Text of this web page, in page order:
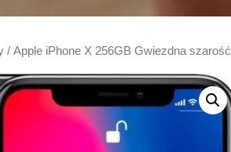
/ Apple iPhone X 256GB Gwiezdna szarość